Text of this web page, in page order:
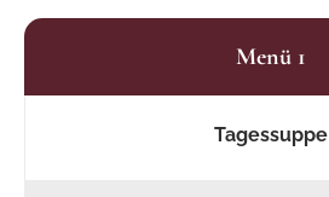
Menü 1
Tagessuppe